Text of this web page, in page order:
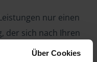
Über Cookies
nur einen
der sich nach Ihren